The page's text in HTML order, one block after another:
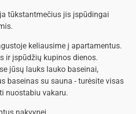
tūkstantmečius jis įspūdingai
keliausime į apartamentus.
ir įspūdžių kupinos dienos.
jūsų lauks lauko baseinai,
baseinas su sauna - turėsite visas
nuostabiu vakaru.
nakvynei.